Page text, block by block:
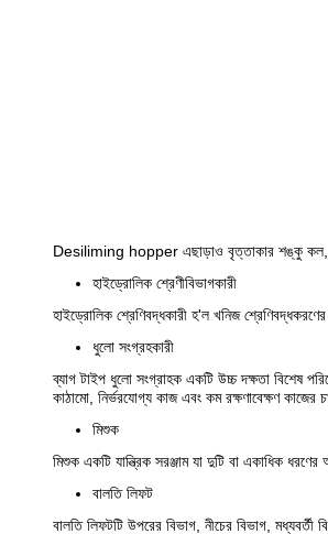
Desiliming hopper এছাড়াও বৃত্তাকার শঙ্কু কল,
হাইড্রোলিক শ্রেণীবিভাগকারী
হাইড্রোলিক শ্রেণিবদ্ধকারী হ'ল খনিজ
ধুলো সংগ্রহকারী
ব্যাগ টাইপ ধুলো সংগ্রাহক একটি উচ্চ দক্ষতা বিশেষ
কাঠামো, নির্ভরযোগ্য কাজ এবং কম রক্ষণাবেক্ষণ কাজের
মিশুক
মিশুক একটি যান্ত্রিক সরঞ্জাম যা দুটি বা একাধিক
বালতি লিফট
বালতি লিফটটি উপরের বিভাগ, নীচের বিভাগ,